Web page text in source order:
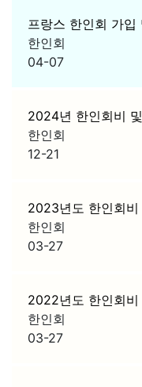
프랑스 한인회 가입
한인회
04-07
2024년 한인회비
한인회
12-21
2023년도 한인회
한인회
03-27
2022년도 한인회
한인회
03-27